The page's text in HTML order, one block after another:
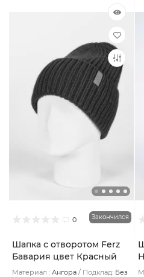
0 Закончился
Шапка с отворотом Ferz
Бавария цвет Красный
Материал : Ангора Подклад: Без